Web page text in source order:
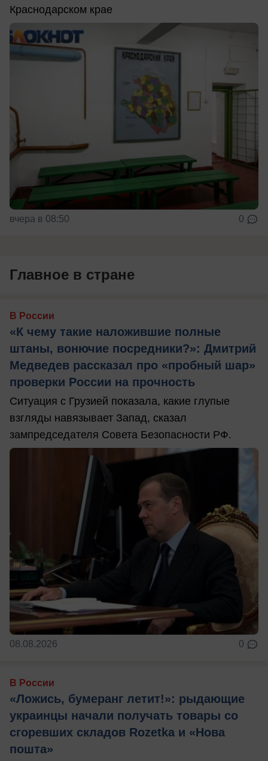
Краснодарском крае
вчера в 08:50 0
Главное в стране
В России
«К чему такие наложившие полные
штаны, вонючие посредники?»: Дмитрий
Медведев рассказал про «пробный шар»
проверки России на прочность
Ситуация с Грузией показала, какие глупые
взгляды навязывает Запад, сказал
зампредседателя Совета Безопасности РФ.
08.08.2026 0
В России
«Ложись, бумеранг летит!»: рыдающие
украинцы начали получать товары со
сгоревших складов Rozetka и «Нова
пошта»